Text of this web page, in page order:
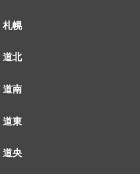
札幌
道北
道南
道東
道央